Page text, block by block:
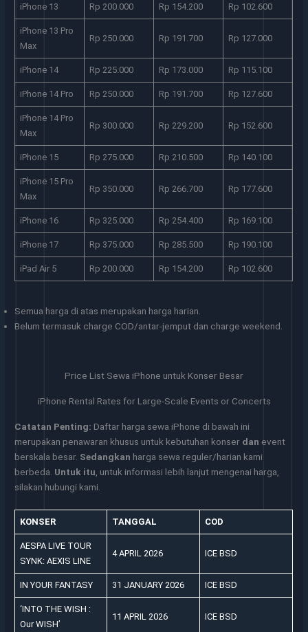
iPhone 13 Rp 200.000 Rp 154.200 Rp 102.600
iPhone 13 Pro
Max
Rp 250.000 Rp 191.700 Rp 127.000
iPhone 14 Rp 225.000 Rp 173.000 Rp 115.100
iPhone 14 Pro Rp 250.000 Rp 191.700 Rp 127.600
iPhone 14 Pro
Max
Rp 300.000 Rp 229.200 Rp 152.600
iPhone 15 Rp 275.000 Rp 210.500 Rp 140.100
iPhone 15 Pro
Max
Rp 350.000 Rp 266.700 Rp 177.600
iPhone 16 Rp 325.000 Rp 254.400 Rp 169.100
iPhone 17 Rp 375.000 Rp 285.500 Rp 190.100
iPad Air 5 Rp 200.000 Rp 154.200 Rp 102.600
Semua harga di atas merupakan harga harian.
Belum termasuk charge COD/antar-jemput dan charge weekend.
Price List Sewa iPhone untuk Konser Besar
iPhone Rental Rates for Large-Scale Events or Concerts
Catatan Penting: Daftar harga sewa iPhone di bawah ini
merupakan penawaran khusus untuk kebutuhan konser dan event
berskala besar. Sedangkan harga sewa reguler/harian kami
berbeda. Untuk itu, untuk informasi lebih lanjut mengenai harga,
silakan hubungi kami.
KONSER TANGGAL COD
AESPA LIVE TOUR
SYNK: AEXIS LINE
4 APRIL 2026 ICE BSD
IN YOUR FANTASY 31 JANUARY 2026 ICE BSD
‘INTO THE WISH :
Our WISH’
11 APRIL 2026 ICE BSD